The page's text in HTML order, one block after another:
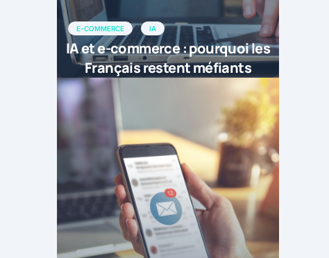
E-COMMERCE IA
IA et e-commerce : pourquoi les
Français restent méfiants